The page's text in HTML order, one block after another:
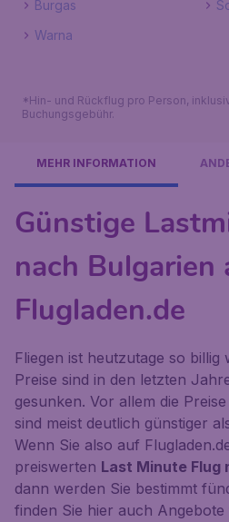
Burgas
Warna
*Hin- und Rückflug pro Person,
Buchungsgebühr.
MEHR INFORMATION
Günstige
nach Bulgarien
Flugladen.de
Fliegen ist heutzutage so billig
Preise sind in den letzten
gesunken. Vor allem die
sind meist deutlich günstiger
Wenn Sie also auf
preiswerten Last Minute Flug
dann werden Sie bestimmt
finden Sie hier auch